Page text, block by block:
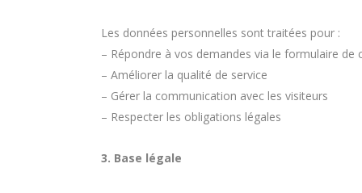
Les données personnelles sont traitées pour :
– Répondre à vos demandes via le formulaire de
– Améliorer la qualité de service
– Gérer la communication avec les visiteurs
– Respecter les obligations légales
3. Base légale